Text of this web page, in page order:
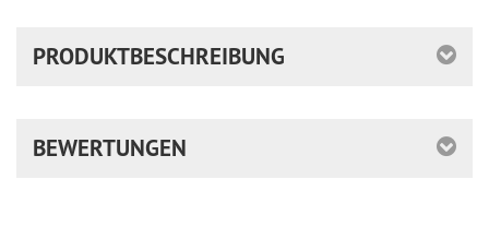
PRODUKTBESCHREIBUNG
BEWERTUNGEN